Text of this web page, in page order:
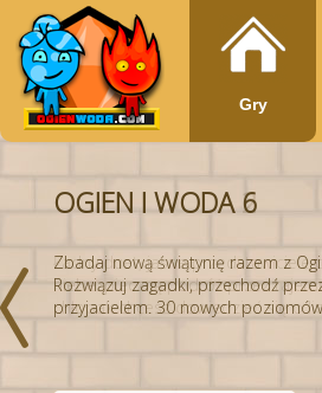
Gry
OGIEN I WODA 6
Zbadaj nową świątynię razem z
Rozwiązuj zagadki, przechodź
przyjacielem. 30 nowych